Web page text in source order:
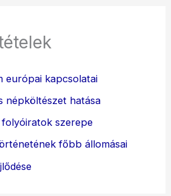
európai kapcsolatai
népköltészet hatása
szerepe
főbb állomásai